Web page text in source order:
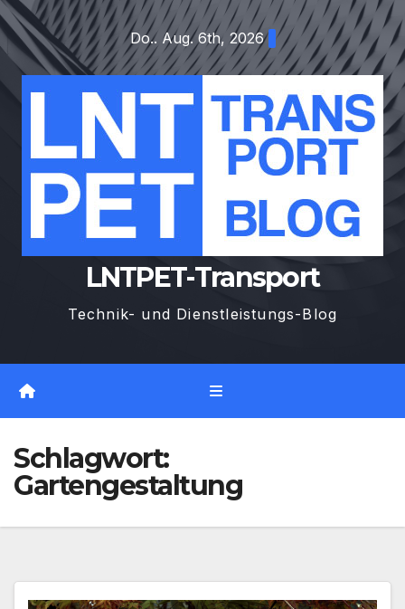
Zum
Inhalt
springen
Do.. Aug. 6th, 2026
LNTPET-Transport
Technik- und Dienstleistungs-Blog
Schlagwort:
Gartengestaltung